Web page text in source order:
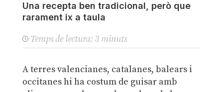
Una recepta ben tradicional, però que
rarament ix a taula
Temps de lectura: 3 minuts
A terres valencianes, catalanes, balears i
occitanes hi ha costum de guisar amb